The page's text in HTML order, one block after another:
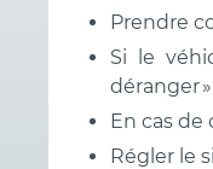
Prendre
Si le
déranger
En cas de
Régler le